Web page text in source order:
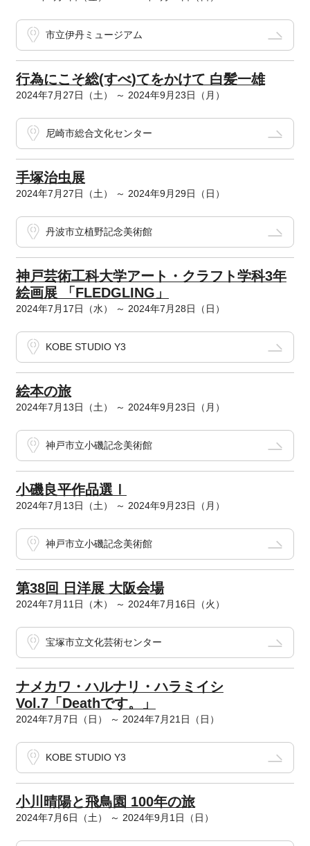
市立伊丹ミュージアム
行為にこそ総(すべ)てをかけて 白髪一雄
2024年7月27日（土） ～ 2024年9月23日（月）
尼崎市総合文化センター
手塚治虫展
2024年7月27日（土） ～ 2024年9月29日（日）
丹波市立植野記念美術館
神戸芸術工科大学アート・クラフト学科3年
絵画展 「FLEDGLING」
2024年7月17日（水） ～ 2024年7月28日（日）
KOBE STUDIO Y3
絵本の旅
2024年7月13日（土） ～ 2024年9月23日（月）
神戸市立小磯記念美術館
小磯良平作品選Ⅰ
2024年7月13日（土） ～ 2024年9月23日（月）
神戸市立小磯記念美術館
第38回 日洋展 大阪会場
2024年7月11日（木） ～ 2024年7月16日（火）
宝塚市立文化芸術センター
ナメカワ・ハルナリ・ハラミイシ
Vol.7「Deathです。」
2024年7月7日（日） ～ 2024年7月21日（日）
KOBE STUDIO Y3
小川晴陽と飛鳥園 100年の旅
2024年7月6日（土） ～ 2024年9月1日（日）